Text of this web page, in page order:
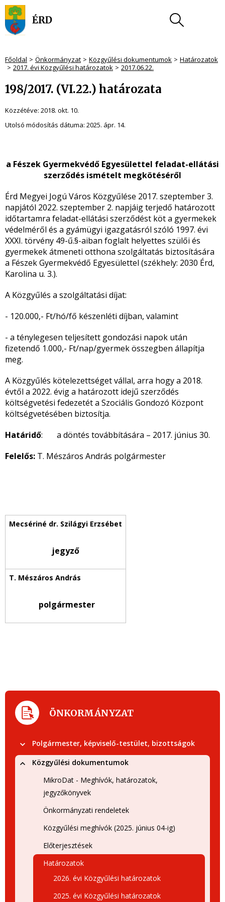
Főoldal Önkormányzat Közgyűlési dokumentumok
Határozatok
2017. évi Közgyűlési határozatok
2017.06.22.
198/2017. (VI.22.) határozata
Közzétéve: 2018. okt. 10.
Utolsó módosítás dátuma: 2025. ápr. 14.
a Fészek Gyermekvédő Egyesülettel feladat-ellátási
szerződés ismételt megkötéséről
Érd Megyei Jogú Város Közgyűlése 2017. szeptember 3.
napjától 2022. szeptember 2. napjáig terjedő határozott
időtartamra feladat-ellátási szerződést köt a gyermekek
védelméről és a gyámügyi igazgatásról szóló 1997. évi
XXXI. törvény 49-ű.§-aiban foglalt helyettes szülői és
gyermekek átmeneti otthona szolgáltatás biztosítására
a Fészek Gyermekvédő Egyesülettel (székhely: 2030 Érd,
Karolina u. 3.).
A Közgyűlés a szolgáltatási díjat:
- 120.000,- Ft/hó/fő készenléti díjban, valamint
- a ténylegesen teljesített gondozási napok után
fizetendő 1.000,- Ft/nap/gyermek összegben állapítja
meg.
A Közgyűlés kötelezettséget vállal, arra hogy a 2018.
évtől a 2022. évig a határozott idejű szerződés
költségvetési fedezetét a Szociális Gondozó Központ
költségvetésében biztosítja.
Határidő: a döntés továbbítására – 2017. június 30.
Felelős: T. Mészáros András polgármester
jegyző
polgármester
ÖNKORMÁNYZAT
Polgármester, képviselő-testület, bizottságok
Közgyűlési dokumentumok
MikroDat - Meghívók, határozatok,
jegyzőkönyvek
Önkormányzati rendeletek
Közgyűlési meghívók (2025. június 04-ig)
Előterjesztések
Határozatok
2026. évi Közgyűlési határozatok
2025. évi Közgyűlési határozatok